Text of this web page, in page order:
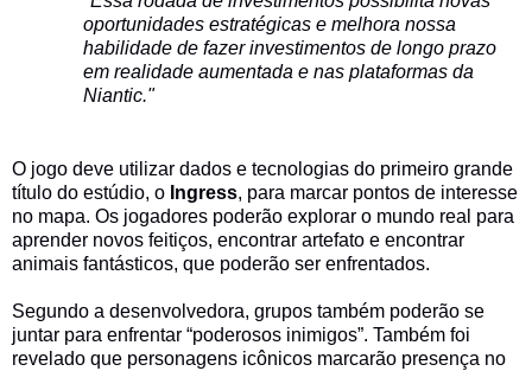
oportunidades estratégicas e melhora nossa
habilidade de fazer investimentos de longo prazo
em realidade aumentada e nas plataformas da
Niantic."
O jogo deve utilizar dados e tecnologias do primeiro grande
título do estúdio, o Ingress, para marcar pontos de interesse
no mapa. Os jogadores poderão explorar o mundo real para
aprender novos feitiços, encontrar artefato e encontrar
animais fantásticos, que poderão ser enfrentados.
Segundo a desenvolvedora, grupos também poderão se
juntar para enfrentar “poderosos inimigos”. Também foi
revelado que personagens icônicos marcarão presença no